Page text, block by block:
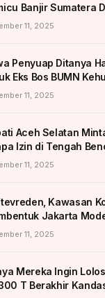
Banjir Sumatera
11, 2025
Penyuap Ditanya
Eks Bos BUMN
11, 2025
Aceh Selatan
Izin di Tengah
11, 2025
Kawasan
Jakarta
11, 2025
Mereka Ingin
T Berakhir